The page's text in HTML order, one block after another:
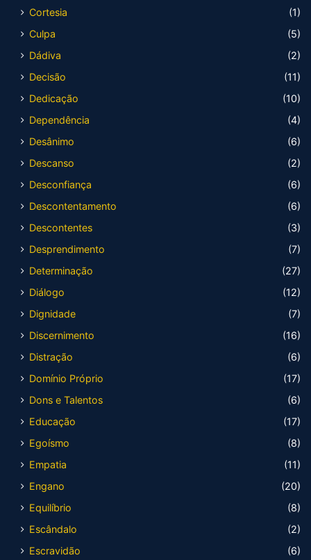
Cortesia
(1)
Culpa
(5)
Dádiva
(2)
Decisão
(11)
Dedicação
(10)
Dependência
(4)
Desânimo
(6)
Descanso
(2)
Desconfiança
(6)
Descontentamento
(6)
Descontentes
(3)
Desprendimento
(7)
Determinação
(27)
Diálogo
(12)
Dignidade
(7)
Discernimento
(16)
Distração
(6)
Domínio Próprio
(17)
Dons e Talentos
(6)
Educação
(17)
Egoísmo
(8)
Empatia
(11)
Engano
(20)
Equilíbrio
(8)
Escândalo
(2)
Escravidão
(6)